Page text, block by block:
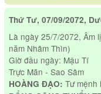
Thứ Tư, 07/09/2072,
Là ngày 25/7/2072, Âm
năm Nhâm Thìn)
Giờ đầu ngày: Mậu Tí
Trực Mãn - Sao Sâm
HOÀNG ĐẠO: Tư mệnh